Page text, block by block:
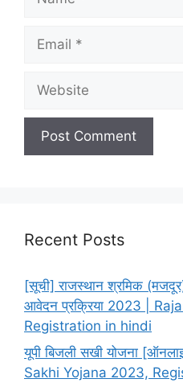
Recent Posts
[सूची] राजस्थान श्रमिक
आवेदन प्रक्रिया 2023 |
Registration in hindi
यूपी बिजली सखी योजना
Sakhi Yojana 2023,